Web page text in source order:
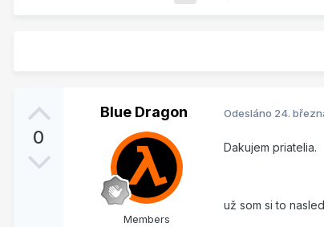
0
Blue Dragon
Members
Odesláno 24.
Dakujem priatelia.
už som si to